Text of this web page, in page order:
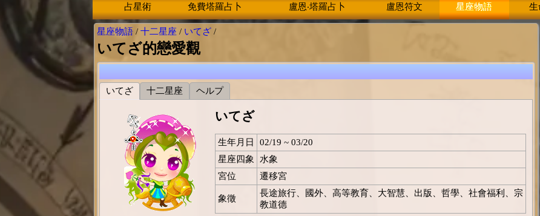
占星術 免費塔羅占卜 盧恩‧塔羅占卜 盧恩符文 星座物語 生
星座物語/ 十二星座 / いてざ/
いてざ的戀愛觀
いてざ 十二星座 ヘルプ
いてざ
生年月日
02/19 ~ 03/20
星座四象
水象
宮位
遷移宮
象徵
長途旅行、國外、高等教育、大智慧、出版、哲學、社會福利、宗
教道德